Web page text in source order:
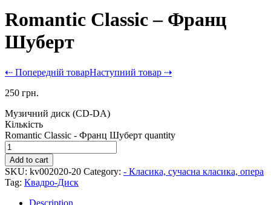
Romantic Classic – Франц
Шуберт
⇠ Попередній товарНаступний товар ⇢
250 грн.
Музичний диск (CD-DA)
Кількість
Romantic Classic - Франц Шуберт quantity
Add to cart
SKU: kv002020-20 Category: - Класика, сучасна класика, опера
Tag: Квадро-Диск
Description